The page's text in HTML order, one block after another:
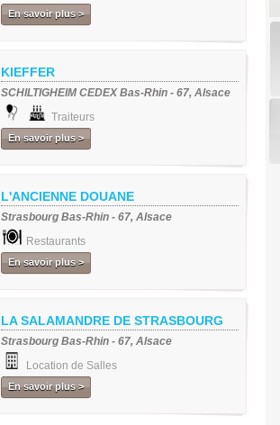
En savoir plus >
KIEFFER
SCHILTIGHEIM CEDEX Bas-Rhin - 67, Alsace
Traiteurs
En savoir plus >
L'ANCIENNE DOUANE
Strasbourg Bas-Rhin - 67, Alsace
Restaurants
En savoir plus >
LA SALAMANDRE DE STRASBOURG
Strasbourg Bas-Rhin - 67, Alsace
Location de Salles
En savoir plus >